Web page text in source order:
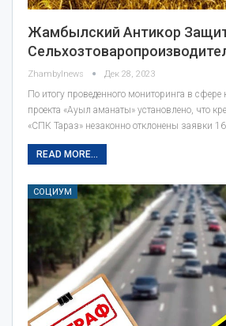
Жамбылский Антикор
Zhambylnews Дек 28, 2023
По итогу проведенного мониторинга в сфере
проекта «Ауыл аманаты» установлено, что
«СПК Тараз» незаконно отклонены заявки 16…
READ MORE...
СОЦИУМ